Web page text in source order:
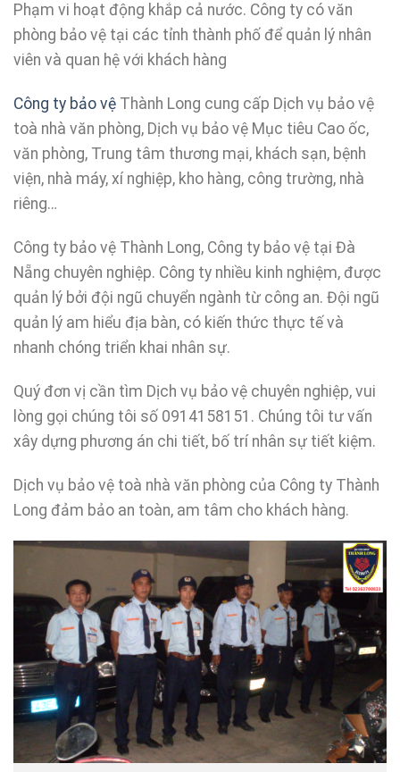
Phạm vi hoạt động khắp cả nước. Công ty có văn
phòng bảo vệ tại các tỉnh thành phố để quản lý nhân
viên và quan hệ với khách hàng
Công ty bảo vệ Thành Long cung cấp Dịch vụ bảo vệ
toà nhà văn phòng, Dịch vụ bảo vệ Mục tiêu Cao ốc,
văn phòng, Trung tâm thương mại, khách sạn, bệnh
viện, nhà máy, xí nghiệp, kho hàng, công trường, nhà
riêng…
Công ty bảo vệ Thành Long, Công ty bảo vệ tại Đà
Nẵng chuyên nghiệp. Công ty nhiều kinh nghiệm, được
quản lý bởi đội ngũ chuyển ngành từ công an. Đội ngũ
quản lý am hiểu địa bàn, có kiến thức thực tế và
nhanh chóng triển khai nhân sự.
Quý đơn vị cần tìm Dịch vụ bảo vệ chuyên nghiệp, vui
lòng gọi chúng tôi số 0914158151. Chúng tôi tư vấn
xây dựng phương án chi tiết, bố trí nhân sự tiết kiệm.
Dịch vụ bảo vệ toà nhà văn phòng của Công ty Thành
Long đảm bảo an toàn, am tâm cho khách hàng.